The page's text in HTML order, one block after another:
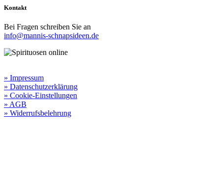
Kontakt
Bei Fragen schreiben Sie an
info@mannis-schnapsideen.de
» Impressum
» Datenschutzerklärung
» Cookie-Einstellungen
» AGB
» Widerrufsbelehrung